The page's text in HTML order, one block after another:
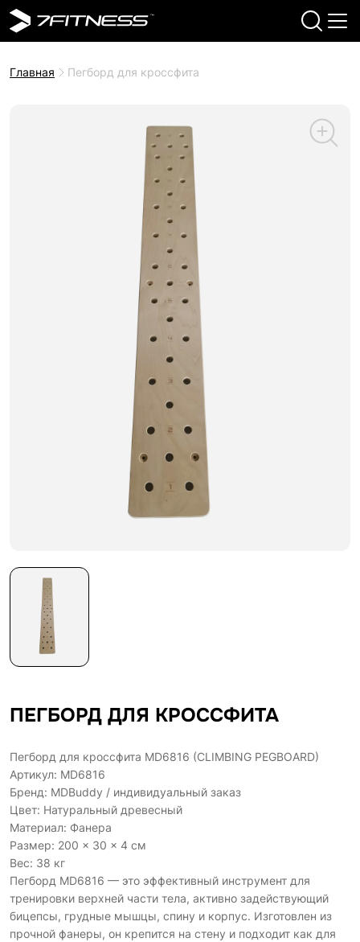
Главная Пегборд для кроссфита
ПЕГБОРД ДЛЯ КРОССФИТА
Пегборд для кроссфита MD6816 (CLIMBING PEGBOARD)
Артикул: MD6816
Бренд: MDBuddy / индивидуальный заказ
Цвет: Натуральный древесный
Материал: Фанера
Размер: 200 × 30 × 4 см
Вес: 38 кг
Пегборд MD6816 — это эффективный инструмент для
тренировки верхней части тела, активно задействующий
бицепсы, грудные мышцы, спину и корпус. Изготовлен из
прочной фанеры, он крепится на стену и подходит как для